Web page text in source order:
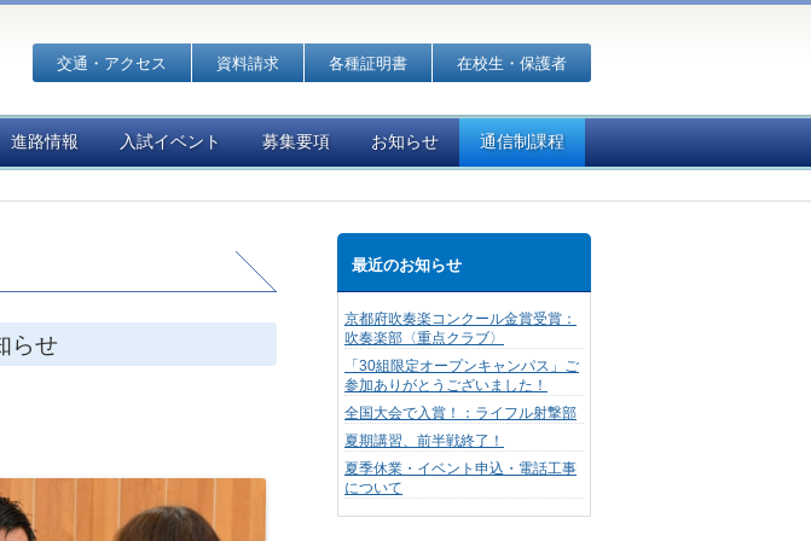
進路情報 入試イベント 募集要項 お知らせ 通信制課程
交通・アクセス 資料請求 各種証明書 在校生・保護者
らせ
最近のお知らせ
京都府吹奏楽コンクール金賞受賞：
吹奏楽部〈重点クラブ〉
「30組限定オープンキャンパス」ご
参加ありがとうございました！
全国大会で入賞！：ライフル射撃部
夏期講習、前半戦終了！
夏季休業・イベント申込・電話工事
について